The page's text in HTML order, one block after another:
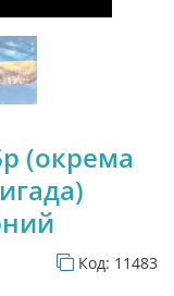
(окрема
Код: 11483